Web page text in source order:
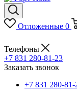
Отложенные 0
Телефоны
+7 831 280-81-23
Заказать звонок
+7 831 280-81-